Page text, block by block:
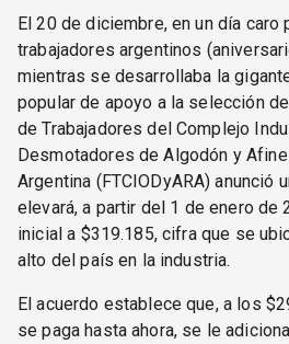
El 20 de diciembre, en un día caro
trabajadores argentinos
mientras se desarrollaba la
popular de apoyo a la selección
de Trabajadores del Complejo
Desmotadores de Algodón y
Argentina (FTCIODyARA) anunció
elevará, a partir del 1 de enero de
inicial a $319.185, cifra que se
alto del país en la industria.
El acuerdo establece que, a los
se paga hasta ahora, se le